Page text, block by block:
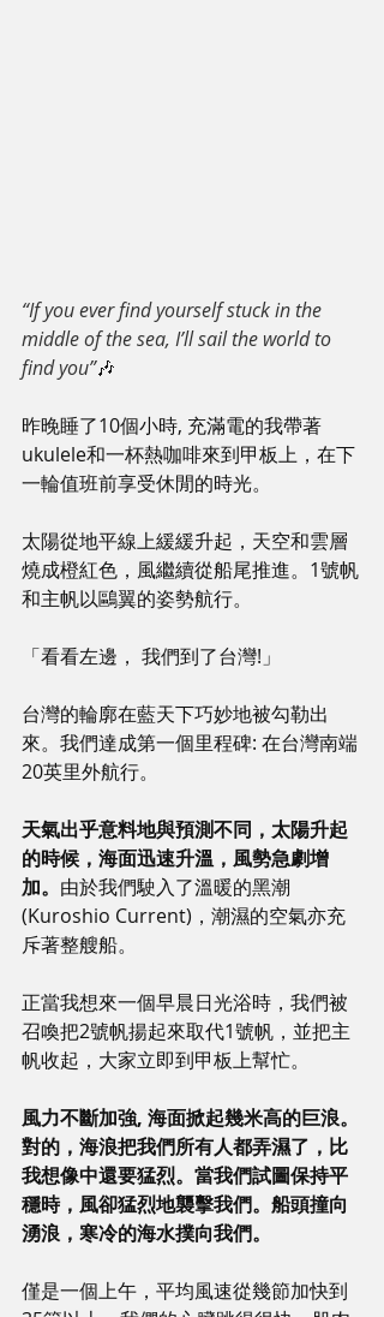
“If you ever find yourself stuck in the
middle of the sea, I’ll sail the world to
find you”🎶
昨晚睡了10個小時, 充滿電的我帶著
ukulele和一杯熱咖啡來到甲板上，在下
一輪值班前享受休閒的時光。
太陽從地平線上緩緩升起，天空和雲層
燒成橙紅色，風繼續從船尾推進。1號帆
和主帆以鷗翼的姿勢航行。
「看看左邊， 我們到了台灣!」
台灣的輪廓在藍天下巧妙地被勾勒出
來。我們達成第一個里程碑: 在台灣南端
20英里外航行。
天氣出乎意料地與預測不同，太陽升起
的時候，海面迅速升溫，風勢急劇增
加。 由於我們駛入了溫暖的黑潮
(Kuroshio Current)，潮濕的空氣亦充
斥著整艘船。
正當我想來一個早晨日光浴時，我們被
召喚把2號帆揚起來取代1號帆，並把主
帆收起，大家立即到甲板上幫忙。
風力不斷加強, 海面掀起幾米高的巨浪。
對的，海浪把我們所有人都弄濕了，比
我想像中還要猛烈。當我們試圖保持平
穩時，風卻猛烈地襲擊我們。船頭撞向
湧浪，寒冷的海水撲向我們。
僅是一個上午，平均風速從幾節加快到